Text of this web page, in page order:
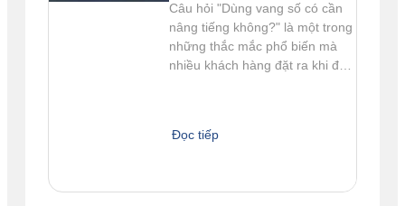
Không?
Câu hỏi "Dùng vang số có cần
nâng tiếng không?" là một trong
những thắc mắc phổ biến mà
nhiều khách hàng đặt ra khi đến
Audio khám phá trong bài viết
Đọc tiếp